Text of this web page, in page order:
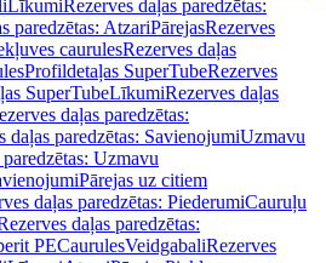
LīkumiRezerves daļas paredzētas:
paredzētas: AtzariPārejasRezerves
caurulesRezerves daļas
Profildetaļas SuperTubeRezerves
SuperTubeLīkumiRezerves daļas
daļas paredzētas:
daļas paredzētas: SavienojumiUzmavu
Uzmavu
Pārejas uz citiem
daļas paredzētas: PiederumiCauruļu
daļas paredzētas:
PECaurulesVeidgabaliRezerves